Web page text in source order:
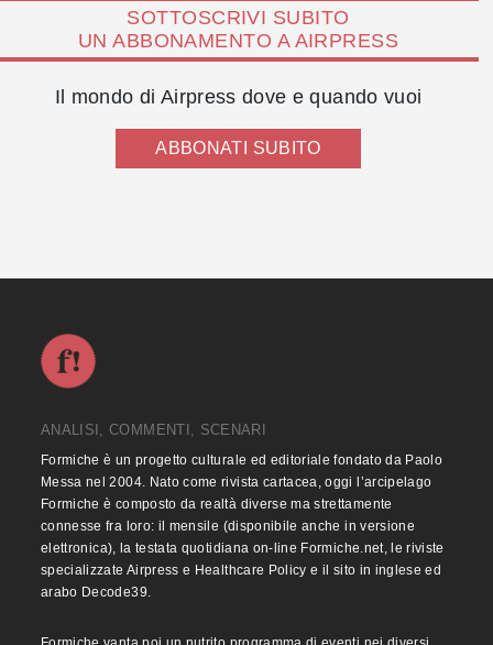
SOTTOSCRIVI SUBITO
UN ABBONAMENTO A AIRPRESS
Il mondo di Airpress dove e quando vuoi
ABBONATI SUBITO
ANALISI, COMMENTI, SCENARI
Formiche è un progetto culturale ed editoriale fondato da Paolo
Messa nel 2004. Nato come rivista cartacea, oggi l’arcipelago
Formiche è composto da realtà diverse ma strettamente
connesse fra loro: il mensile (disponibile anche in versione
elettronica), la testata quotidiana on-line Formiche.net, le riviste
specializzate Airpress e Healthcare Policy e il sito in inglese ed
arabo Decode39.